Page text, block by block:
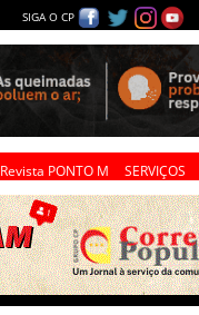
SIGA O CP
Revista PONTO M SERVIÇOS